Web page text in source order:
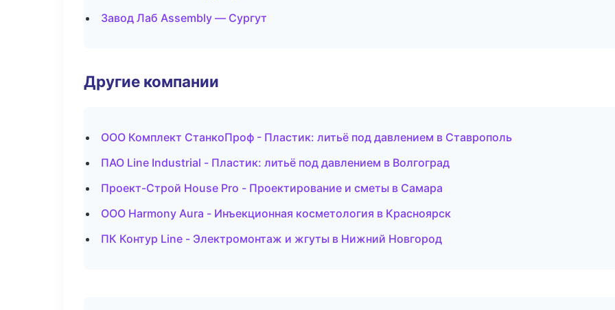
Завод Лаб Assembly — Сургут
Другие компании
ООО Комплект СтанкоПроф - Пластик: литьё под давлением в Ставрополь
ПАО Line Industrial - Пластик: литьё под давлением в Волгоград
Проект-Строй House Pro - Проектирование и сметы в Самара
ООО Harmony Aura - Инъекционная косметология в Красноярск
ПК Контур Line - Электромонтаж и жгуты в Нижний Новгород